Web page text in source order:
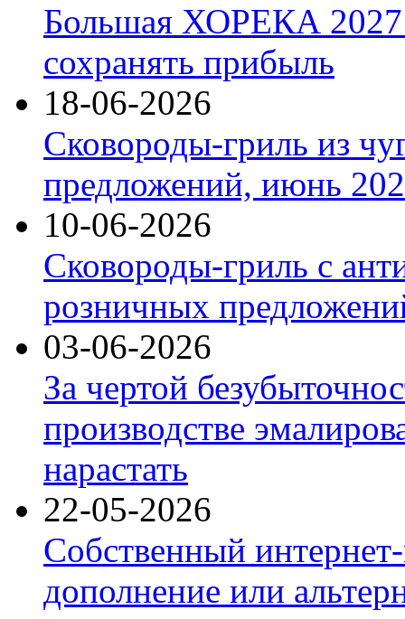
Большая ХОРЕКА 2027:
сохранять прибыль
18-06-2026
Сковороды-гриль из
предложений, июнь
10-06-2026
Сковороды-гриль с
розничных
03-06-2026
За чертой
производстве
нарастать
22-05-2026
Собственный
дополнение или